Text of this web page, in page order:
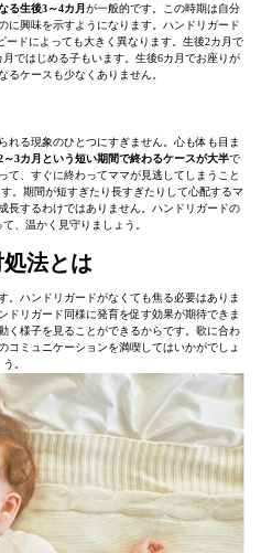
る生後3～4カ月 が一般的です。この時期は自分
に興味を示すようになります。ハンドリガード
ドによっても大きく異なります。生後2カ月で
ではじめる子もいます。生後6カ月でお座りが
るケースも少なくありません。
れる現象のひとつにすぎません。心も体も目ま
～3カ月という短い期間で終わるケースが大半で
て、すぐに終わってママが見逃してしまうこと
。期間が短すぎたり長すぎたりして心配するマ
長するわけではありません。ハンドリガードの
て、温かく見守りましょう。
法とは
。ハンドリガードがなくても焦る必要はありま
ドリガード同様に発育を促す効果が期待できま
く様子を見ることができるからです。歌に合わ
コミュニケーションを満喫してはいかがでしょ
う。